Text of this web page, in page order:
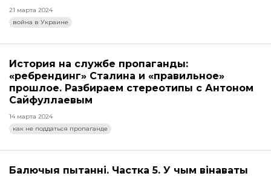
21 марта 2024
война в Украине
История на службе пропаганды:
«ребрендинг» Сталина и «правильное»
прошлое. Разбираем стереотипы с Антоном
Сайфуллаевым
14 марта 2024
как не поддаться пропаганде
Балючыя пытанні. Частка 5. У чым вінаваты